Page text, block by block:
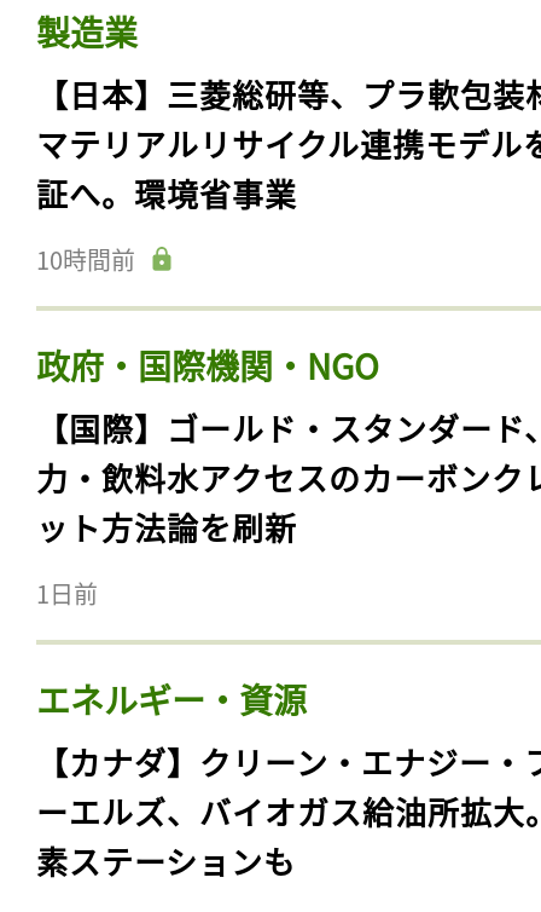
製造業
【日本】三菱総研等、プラ軟包装
マテリアルリサイクル連携モデル
証へ。環境省事業
10時間前
政府・国際機関・NGO
【国際】ゴールド・スタンダード
力・飲料水アクセスのカーボンク
ット方法論を刷新
1日前
エネルギー・資源
【カナダ】クリーン・エナジー・
ーエルズ、バイオガス給油所拡大
素ステーションも